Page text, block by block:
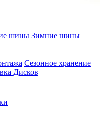
шины Зимние шины
Сезонное хранение
Дисков